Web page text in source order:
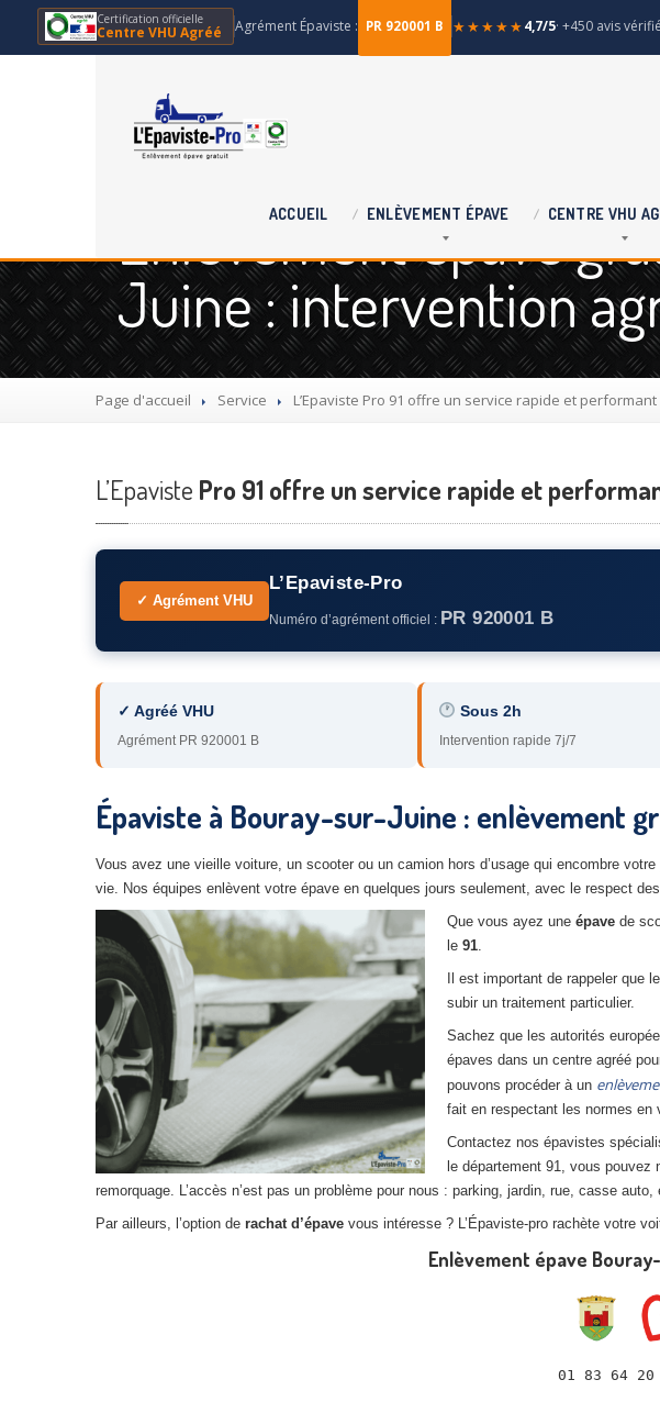
Certification officielle
Centre VHU Agréé Agrément Épaviste : PR 920001 B ★★★★★4,7/5· +450 avis
ACCUEIL ENLÈVEMENT ÉPAVE CENTRE VHU
Enlèvement épave
Juine : intervention
Page d'accueil Service L’Epaviste Pro 91 offre un service rapide et
L’Epaviste Pro 91 offre un service rapide et
✓ Agrément VHU
L’Epaviste-Pro
Numéro d’agrément officiel : PR 920001 B
✓ Agréé VHU
Agrément PR 920001 B
Sous 2h
Intervention rapide 7j/7
Épaviste à Bouray-sur-Juine : enlèvement
Vous avez une vieille voiture, un scooter ou un camion hors d’usage qui encombre
vie. Nos équipes enlèvent votre épave en quelques jours seulement, avec le respect
Que vous ayez une épave de
le 91.
Il est important de rappeler que
subir un traitement particulier.
Sachez que les autorités
épaves dans un centre agréé
pouvons procéder à un
fait en respectant les normes en
Contactez nos épavistes
le département 91, vous pouvez
remorquage. L’accès n’est pas un problème pour nous : parking, jardin, rue, casse
Par ailleurs, l’option de rachat d’épave vous intéresse ? L’Épaviste-pro rachète votre
Enlèvement épave
01 83 64